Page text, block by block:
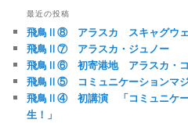
最近の投稿
飛鳥Ⅱ⑧ アラスカ スキャグウェ
飛鳥Ⅱ⑦ アラスカ・ジュノー
飛鳥Ⅱ⑥ 初寄港地 アラスカ・コ
飛鳥Ⅱ⑤ コミュニケーションマ
飛鳥Ⅱ④ 初講演 「コミュニケー
生！」